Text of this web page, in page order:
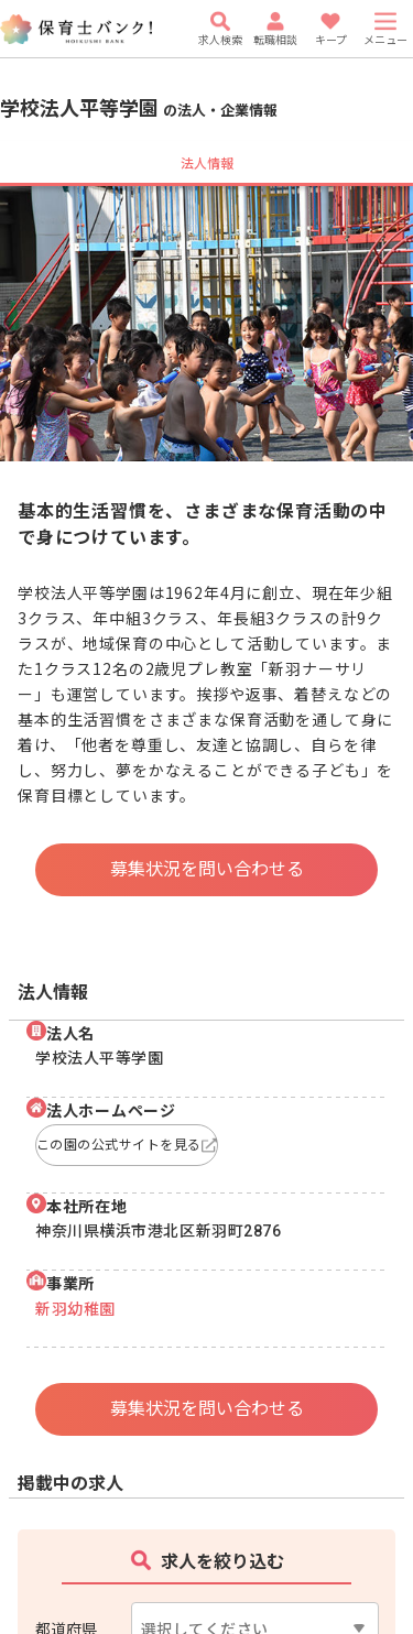
求人検索 転職相談 キープ メニュー
学校法人平等学園 の法人・企業情報
法人情報
基本的生活習慣を、さまざまな保育活動の中
で身につけています。
学校法人平等学園は1962年4月に創立、現在年少組
3クラス、年中組3クラス、年長組3クラスの計9ク
ラスが、地域保育の中心として活動しています。ま
た1クラス12名の2歳児プレ教室「新羽ナーサリ
ー」も運営しています。挨拶や返事、着替えなどの
基本的生活習慣をさまざまな保育活動を通して身に
着け、「他者を尊重し、友達と協調し、自らを律
し、努力し、夢をかなえることができる子ども」を
保育目標としています。
募集状況を問い合わせる
法人情報
法人名
学校法人平等学園
法人ホームページ
この園の公式サイトを見る
本社所在地
神奈川県横浜市港北区新羽町2876
事業所
新羽幼稚園
募集状況を問い合わせる
掲載中の求人
求人を絞り込む
都道府県